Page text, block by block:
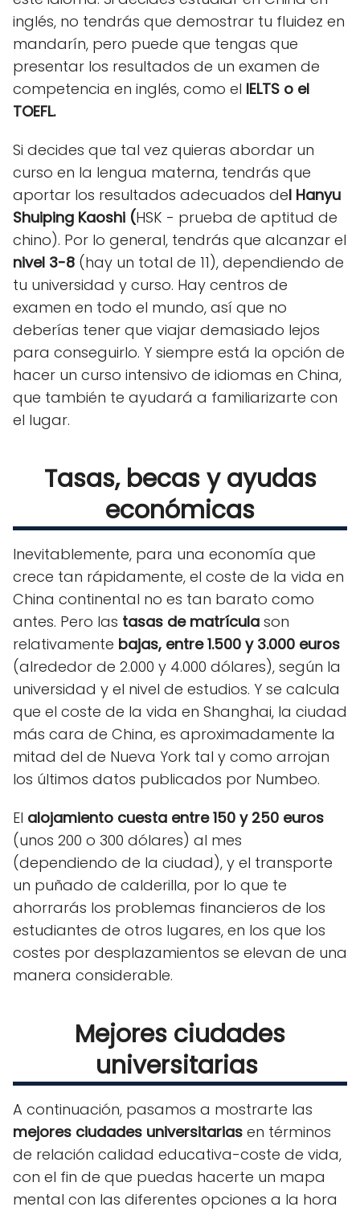
inglés, no tendrás que demostrar tu fluidez en
mandarín, pero puede que tengas que
presentar los resultados de un examen de
competencia en inglés, como el IELTS o el
TOEFL.
Si decides que tal vez quieras abordar un
curso en la lengua materna, tendrás que
aportar los resultados adecuados del Hanyu
Shuiping Kaoshi (HSK - prueba de aptitud de
chino). Por lo general, tendrás que alcanzar el
nivel 3-8 (hay un total de 11), dependiendo de
tu universidad y curso. Hay centros de
examen en todo el mundo, así que no
deberías tener que viajar demasiado lejos
para conseguirlo. Y siempre está la opción de
hacer un curso intensivo de idiomas en China,
que también te ayudará a familiarizarte con
el lugar.
Tasas, becas y ayudas
económicas
Inevitablemente, para una economía que
crece tan rápidamente, el coste de la vida en
China continental no es tan barato como
antes. Pero las tasas de matrícula son
relativamente bajas, entre 1.500 y 3.000 euros
(alrededor de 2.000 y 4.000 dólares), según la
universidad y el nivel de estudios. Y se calcula
que el coste de la vida en Shanghai, la ciudad
más cara de China, es aproximadamente la
mitad del de Nueva York tal y como arrojan
los últimos datos publicados por Numbeo.
El alojamiento cuesta entre 150 y 250 euros
(unos 200 o 300 dólares) al mes
(dependiendo de la ciudad), y el transporte
un puñado de calderilla, por lo que te
ahorrarás los problemas financieros de los
estudiantes de otros lugares, en los que los
costes por desplazamientos se elevan de una
manera considerable.
Mejores ciudades
universitarias
A continuación, pasamos a mostrarte las
mejores ciudades universitarias en términos
de relación calidad educativa-coste de vida,
con el fin de que puedas hacerte un mapa
mental con las diferentes opciones a la hora